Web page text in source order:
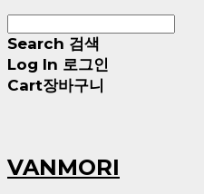
Search 검색
Log In 로그인
Cart장바구니
VANMORI